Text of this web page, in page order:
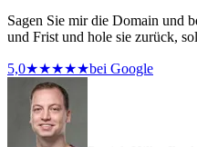
Sagen Sie mir die Domain und
und Frist und hole sie zurück,
5,0★★★★★bei Google